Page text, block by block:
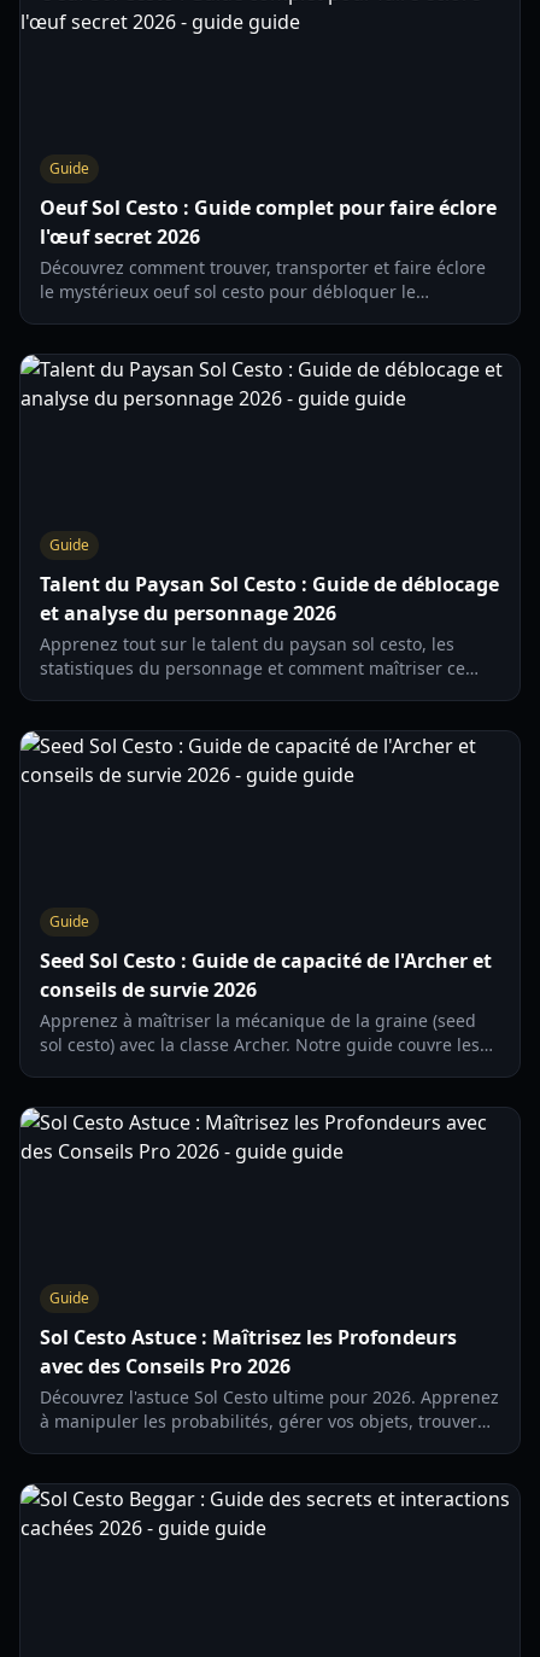
Guide
Oeuf Sol Cesto : Guide complet pour faire éclore
l'œuf secret 2026
Découvrez comment trouver, transporter et faire éclore
le mystérieux oeuf sol cesto pour débloquer le
Guide
Talent du Paysan Sol Cesto : Guide de déblocage
et analyse du personnage 2026
Apprenez tout sur le talent du paysan sol cesto, les
statistiques du personnage et comment maîtriser ce
Guide
Seed Sol Cesto : Guide de capacité de l'Archer et
conseils de survie 2026
Apprenez à maîtriser la mécanique de la graine (seed
sol cesto) avec la classe Archer. Notre guide couvre les
Guide
Sol Cesto Astuce : Maîtrisez les Profondeurs
avec des Conseils Pro 2026
Découvrez l'astuce Sol Cesto ultime pour 2026. Apprenez
à manipuler les probabilités, gérer vos objets, trouver